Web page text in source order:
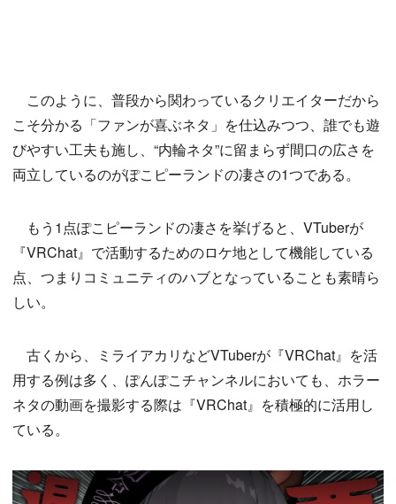
このように、普段から関わっているクリエイターだから
こそ分かる「ファンが喜ぶネタ」を仕込みつつ、誰でも遊
びやすい工夫も施し、“内輪ネタ”に留まらず間口の広さを
両立しているのがぽこピーランドの凄さの1つである。
もう1点ぽこピーランドの凄さを挙げると、VTuberが
『VRChat』で活動するためのロケ地として機能している
点、つまりコミュニティのハブとなっていることも素晴ら
しい。
古くから、ミライアカリなどVTuberが『VRChat』を活
用する例は多く、ぽんぽこチャンネルにおいても、ホラー
ネタの動画を撮影する際は『VRChat』を積極的に活用し
ている。